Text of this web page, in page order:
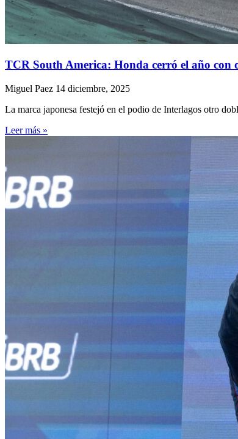
TCR South America: Honda cerró el año con
Miguel Paez 14 diciembre, 2025
La marca japonesa festejó en el podio de Interlagos otro
Leer más »